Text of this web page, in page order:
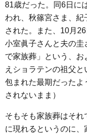
81歳だった。同6日に
われ、秋篠宮さま、紀
された。また、10月
小室眞子さんと夫の
で家族葬」という、
えショラテンの祖父
包まれた最期だった
されないまま）
そもそも家族葬はそ
に現れるというのに